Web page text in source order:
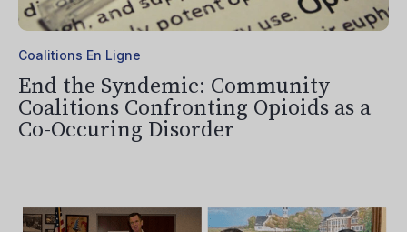
Coalitions En Ligne
End the Syndemic: Community
Coalitions Confronting Opioids as a
Co-Occuring Disorder